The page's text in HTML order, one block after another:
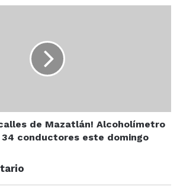
de Mazatlán! Alcoholímetro
34 conductores este domingo